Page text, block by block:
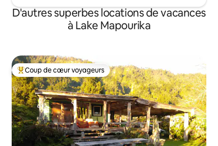
D'autres superbes locations de vacances
à Lake Mapourika
Coup de cœur voyageurs parmi les plus aimés
Coup de cœur voyageurs